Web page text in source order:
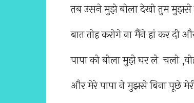
तब उसने मुझे बोला देखो तुम मुझसे
बात तोह करोगे ना मैंने हां कर
पापा को बोला मुझे घर ले चलो
और मेरे पापा ने मुझसे बिना पूछे